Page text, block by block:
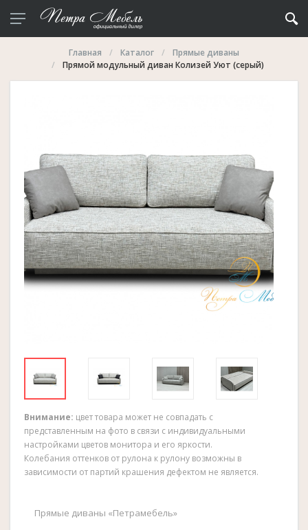
Главная Каталог
Прямые диваны
Прямой модульный диван Колизей Уют (серый)
Внимание: цвет товара может не совпадать с
представленным на фото в связи с индивидуальными
настройками цветов монитора и его яркости.
Колебания оттенков от рулона к рулону возможны в
зависимости от партий крашения дефектом не является.
Прямые диваны «Петрамебель»